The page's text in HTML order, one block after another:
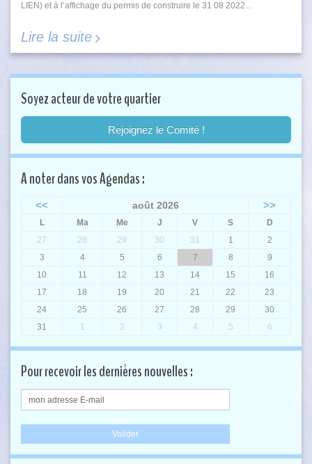
LIEN) et à l’affichage du permis de construire le 31 08 2022…
Lire la suite
Soyez acteur de votre quartier
Rejoignez le Comité !
A noter dans vos Agendas :
<< août 2026 >>
L Ma Me J V S
D
27
28 29 30 31 1
2
3
4 5 6 7 8
9
10
11 12 13 14 15
16
17
18 19 20 21 22
23
24
25 26 27 28 29
30
31
1 2 3 4 5 6
Pour recevoir les dernières nouvelles :